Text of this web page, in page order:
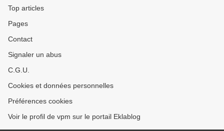
Top articles
Pages
Contact
Signaler un abus
C.G.U.
Cookies et données personnelles
Préférences cookies
Voir le profil de vpm sur le portail Eklablog